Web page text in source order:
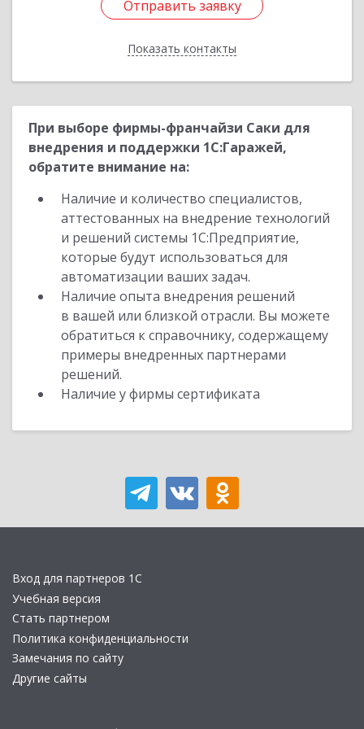
Отправить заявку
Показать контакты
Отправить заявку
Назад
При выборе фирмы-франчайзи Саки для
внедрения и поддержки 1С:Гаражей,
обратите внимание на:
Наличие и количество специалистов,
аттестованных на внедрение технологий
и решений системы 1С:Предприятие,
которые будут использоваться для
автоматизации ваших задач.
Наличие опыта внедрения решений
в вашей или близкой отрасли. Вы можете
обратиться к справочнику, содержащему
примеры внедренных партнерами
решений.
Наличие у фирмы сертификата
Вход для партнеров 1С
Учебная версия
Стать партнером
Политика конфиденциальности
Замечания по сайту
Другие сайты